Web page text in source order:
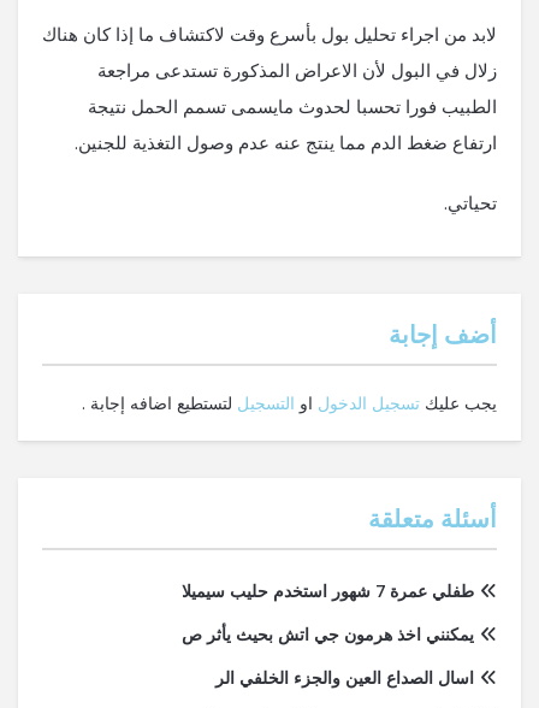
لابد من اجراء تحليل بول بأسرع وقت لاكتشاف ما إذا كان هناك
زلال في البول لأن الاعراض المذكورة تستدعى مراجعة
الطبيب فورا تحسبا لحدوث مايسمى تسمم الحمل نتيجة
ارتفاع ضغط الدم مما ينتج عنه عدم وصول التغذية للجنين.
تحياتي.
‫أضف إجابة
يجب عليك تسجيل الدخول او التسجيل لتستطيع اضافه إجابة .
أسئلة متعلقة
طفلي عمرة 7 شهور استخدم حليب سيميلا
يمكنني اخذ هرمون جي اتش بحيث يأثر ص
اسال الصداع العين والجزء الخلفي الر